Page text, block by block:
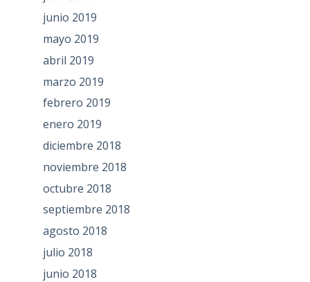
junio 2019
mayo 2019
abril 2019
marzo 2019
febrero 2019
enero 2019
diciembre 2018
noviembre 2018
octubre 2018
septiembre 2018
agosto 2018
julio 2018
junio 2018